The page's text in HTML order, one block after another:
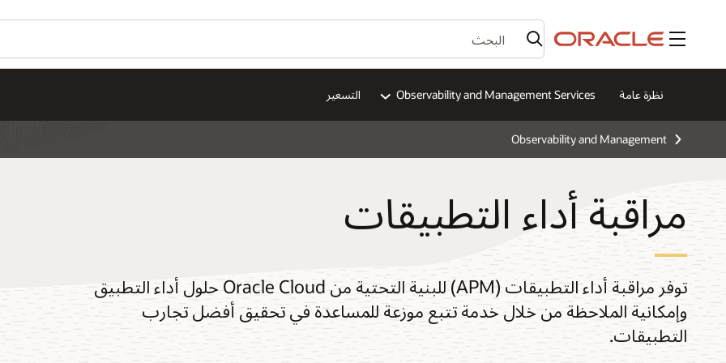
القائمة
نظرة عامة Observability and Management Services التسعير
Observability and Management
مراقبة أداء التطبيقات
توفر مراقبة أداء التطبيقات (APM) للبنية التحتية من Oracle Cloud حلول أداء التطبيق
وإمكانية الملاحظة من خلال خدمة تتبع موزعة للمساعدة في تحقيق أفضل تجارب
التطبيقات.